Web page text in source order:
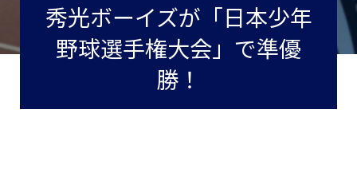
秀光ボーイズが「日本少年
野球選手権大会」で準優
勝！